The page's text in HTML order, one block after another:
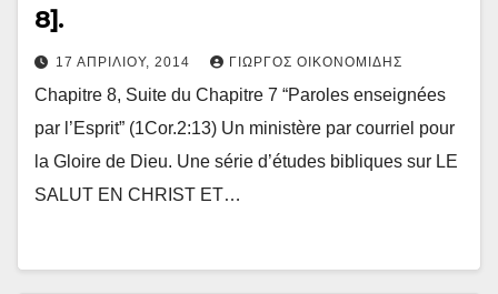
8].
17 ΑΠΡΙΛΊΟΥ, 2014 ΓΙΏΡΓΟΣ ΟΙΚΟΝΟΜΊΔΗΣ
Chapitre 8, Suite du Chapitre 7 “Paroles enseignées
par l’Esprit” (1Cor.2:13) Un ministère par courriel pour
la Gloire de Dieu. Une série d’études bibliques sur LE
SALUT EN CHRIST ET…